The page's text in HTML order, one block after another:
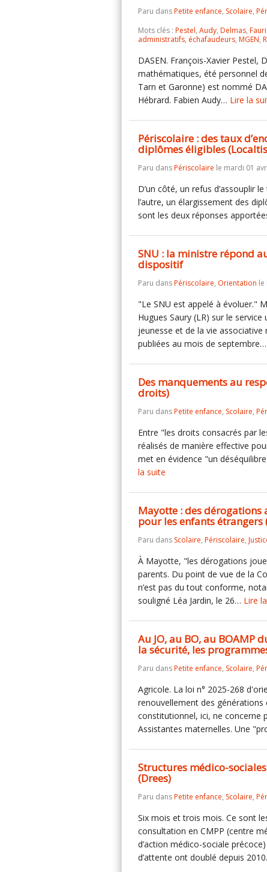
Paru dansPetite enfance, Scolaire,
Mots clés : Pestel, Audy, Delmas,
administratifs, échafaudeurs, MGEN,
DASEN. François-Xavier Pestel,
mathématiques, été personnel
Tarn et Garonne) est nommé
Hébrard. Fabien Audy… Lire la
Périscolaire : des taux
diplômes éligibles
Paru dansPériscolaire le mardi 01
D’un côté, un refus d’assouplir
l’autre, un élargissement des
sont les deux réponses
SNU : la ministre répond
dispositif
Paru dansPériscolaire, Orientation le
"Le SNU est appelé à évoluer."
Hugues Saury (LR) sur le
jeunesse et de la vie
publiées au mois de septembre…
Des manquements au
droits)
Paru dansPetite enfance, Scolaire,
Entre "les droits consacrés par
réalisés de manière effective
met en évidence "un
la suite
Mayotte : des
pour les enfants étrangers
Paru dans Scolaire, Périscolaire,
À Mayotte, "les dérogations
parents. Du point de vue de la
n’est pas du tout conforme,
souligné Léa Jardin, le 26… Lire
Au JO, au BO, au BOAMP
la sécurité, les
Paru dansPetite enfance, Scolaire,
Agricole. La loi n° 2025-268
renouvellement des
constitutionnel, ici, ne concerne
Assistantes maternelles. Une
Structures médico-
(Drees)
Paru dansPetite enfance, Scolaire,
Six mois et trois mois. Ce sont
consultation en CMPP (centre
d’action médico-sociale
d’attente ont doublé depuis